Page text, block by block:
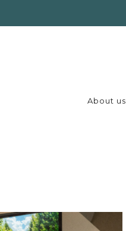
About us